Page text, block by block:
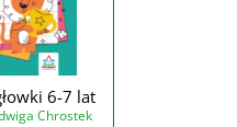
6-7 lat
Chrostek